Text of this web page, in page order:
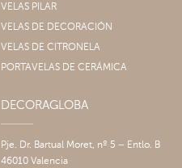
VELAS PILAR
VELAS DE DECORACIÓN
VELAS DE CITRONELA
PORTAVELAS DE CERÁMICA
DECORAGLOBA
Pje. Dr. Bartual Moret, nº 5 – Entlo. B
46010 Valencia